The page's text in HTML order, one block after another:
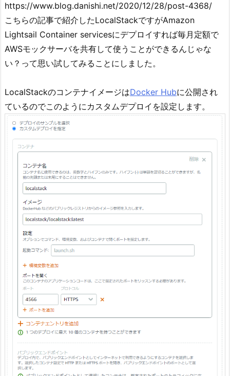
https://www.blog.danishi.net/2020/12/28/post-4368/
こちらの記事で紹介したLocalStackですがAmazon
Lightsail Container servicesにデプロイすれば毎月定額で
AWSモックサーバを共有して使うことができるんじゃな
い？って思い試してみることにしました。
LocalStackのコンテナイメージはDocker Hubに公開され
ているのでこのようにカスタムデプロイを設定します。